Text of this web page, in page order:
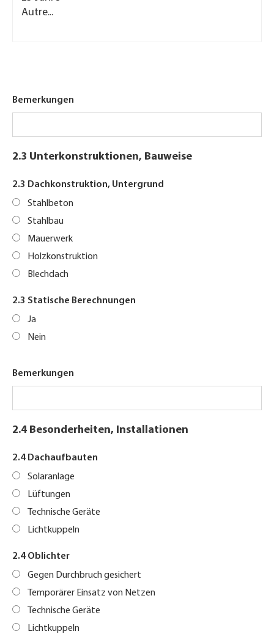
Bemerkungen
2.3 Unterkonstruktionen, Bauweise
2.3 Dachkonstruktion, Untergrund
Stahlbeton
Stahlbau
Mauerwerk
Holzkonstruktion
Blechdach
2.3 Statische Berechnungen
Ja
Nein
Bemerkungen
2.4 Besonderheiten, Installationen
2.4 Dachaufbauten
Solaranlage
Lüftungen
Technische Geräte
Lichtkuppeln
2.4 Oblichter
Gegen Durchbruch gesichert
Temporärer Einsatz von Netzen
Technische Geräte
Lichtkuppeln